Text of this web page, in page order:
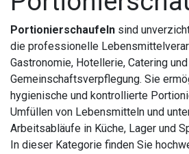
Portionierschaufeln sind
die professionelle
Gastronomie, Hotellerie, Catering und
Gemeinschaftsverpflegung. Sie
hygienische und kontrollierte
Umfüllen von Lebensmitteln und
Arbeitsabläufe in Küche, Lager und
In dieser Kategorie finden Sie